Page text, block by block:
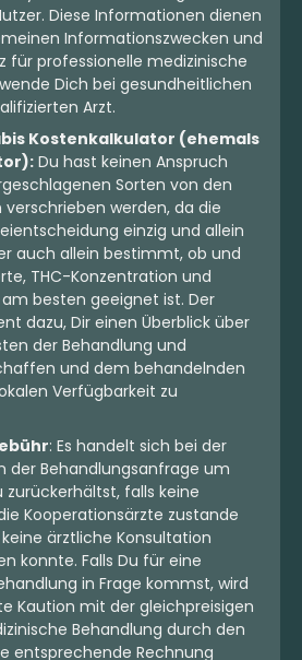
Diese Informationen dienen
Informationszwecken und
für professionelle medizinische
Dich bei gesundheitlichen
Arzt.
Kostenkalkulator (ehemals
Du hast keinen Anspruch
Sorten von den
werden, da die
einzig und allein
auch allein bestimmt, ob und
THC-Konzentration und
besten geeignet ist. Der
dazu, Dir einen Überblick über
der Behandlung und
und dem behandelnden
Verfügbarkeit zu
: Es handelt sich bei der
der Behandlungsanfrage um
zurückerhältst, falls keine
Kooperationsärzte zustande
ärztliche Konsultation
konnte. Falls Du für eine
in Frage kommst, wird
Kaution mit der gleichpreisigen
Behandlung durch den
entsprechende Rechnung